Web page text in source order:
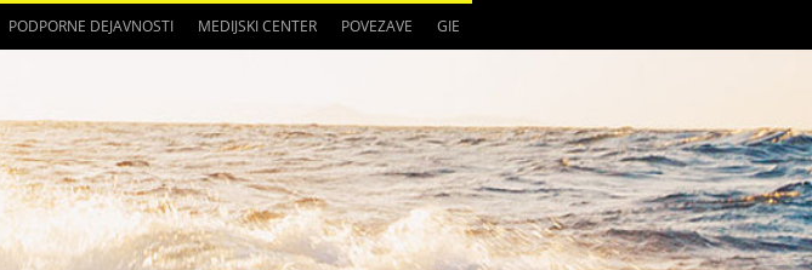
PODPORNE DEJAVNOSTI MEDIJSKI CENTER POVEZAVE GIE